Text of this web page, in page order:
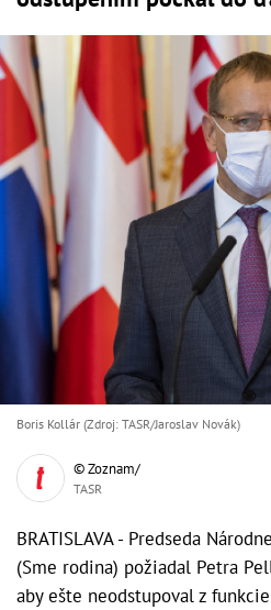
Boris Kollár (Zdroj: TASR/Jaroslav Novák)
© Zoznam/
TASR
BRATISLAVA - Predseda
(Sme rodina) požiadal Petra
aby ešte neodstupoval z